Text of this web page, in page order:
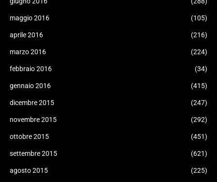
maggio 2016 (105)
aprile 2016 (216)
marzo 2016 (224)
febbraio 2016 (34)
gennaio 2016 (415)
dicembre 2015 (247)
novembre 2015 (292)
ottobre 2015 (451)
settembre 2015 (621)
agosto 2015 (225)